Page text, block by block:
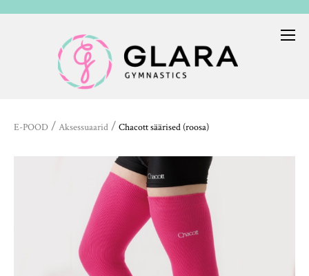
E-POOD / Aksessuaarid / Chacott säärised (roosa)